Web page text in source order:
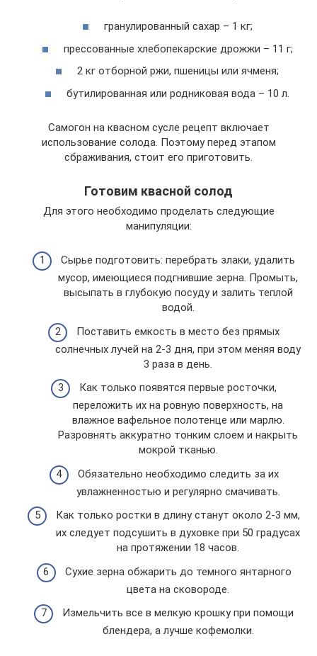
гранулированный сахар – 1 кг;
прессованные хлебопекарские дрожжи – 11 г;
2 кг отборной ржи, пшеницы или ячменя;
бутилированная или родниковая вода – 10 л.
Самогон на квасном сусле рецепт включает
использование солода. Поэтому перед этапом
сбраживания, стоит его приготовить.
Готовим квасной солод
Для этого необходимо проделать следующие
манипуляции:
Сырье подготовить: перебрать злаки, удалить
мусор, имеющиеся подгнившие зерна. Промыть,
высыпать в глубокую посуду и залить теплой
водой.
Поставить емкость в место без прямых
солнечных лучей на 2-3 дня, при этом меняя воду
3 раза в день.
Как только появятся первые росточки,
переложить их на ровную поверхность, на
влажное вафельное полотенце или марлю.
Разровнять аккуратно тонким слоем и накрыть
мокрой тканью.
Обязательно необходимо следить за их
увлажненностью и регулярно смачивать.
Как только ростки в длину станут около 2-3 мм,
их следует подсушить в духовке при 50 градусах
на протяжении 18 часов.
Сухие зерна обжарить до темного янтарного
цвета на сковороде.
Измельчить все в мелкую крошку при помощи
блендера, а лучше кофемолки.